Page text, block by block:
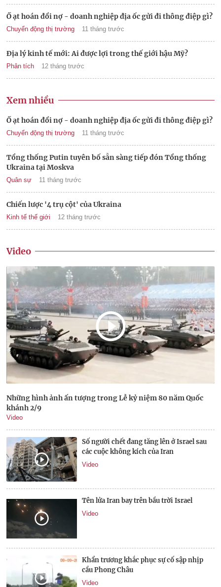
Ồ ạt hoán đổi nợ - doanh nghiệp địa ốc gửi đi thông điệp gì?
Chuyển động thị trường 11 tháng trước
Địa lý kinh tế mới: Ai được lợi trong thế giới hậu Mỹ?
Phân tích 12 tháng trước
Xem nhiều
Ồ ạt hoán đổi nợ - doanh nghiệp địa ốc gửi đi thông điệp gì?
Chuyển động thị trường 11 tháng trước
Tổng thống Putin tuyên bố sẵn sàng tiếp đón Tổng thống
Ukraina tại Moskva
Quân sự 11 tháng trước
Chiến lược '4 trụ cột' của Ukraina
Kinh tế thế giới 12 tháng trước
Video
Những hình ảnh ấn tượng trong Lễ kỷ niệm 80 năm Quốc
khánh 2/9
Video
Số người chết đang tăng lên ở Israel sau
các cuộc không kích của Iran
Video
Tên lửa Iran bay trên bầu trời Israel
Video
Khẩn trương khắc phục sự cố sập nhịp
cầu Phong Châu
Video